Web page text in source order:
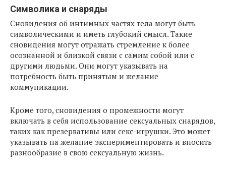
Символика и снаряды
Сновидения об интимных частях тела могут быть
символическими и иметь глубокий смысл. Такие
сновидения могут отражать стремление к более
осознанной и близкой связи с самим собой или с
другими людьми. Они могут указывать на
потребность быть принятым и желание
коммуникации.
Кроме того, сновидения о промежности могут
включать в себя использование сексуальных снарядов,
таких как презервативы или секс-игрушки. Это может
указывать на желание экспериментировать и вносить
разнообразие в свою сексуальную жизнь.